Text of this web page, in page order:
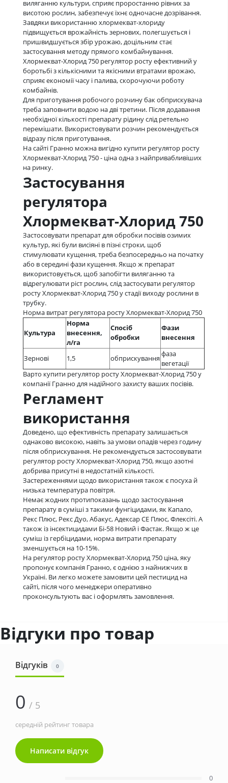
виляганню культури, сприяє проростанню рівних за
висотою рослин, забезпечує їхнє одночасне дозрівання.
Завдяки використанню хлормекват-хлориду
підвищується врожайність зернових, полегшується і
пришвидшується збір урожаю, доцільним стає
застосування методу прямого комбайнування.
Хлормекват-Хлорид 750 регулятор росту ефективний у
боротьбі з кількісними та якісними втратами врожаю,
сприяє економії часу і палива, скорочуючи роботу
комбайнів.
Для приготування робочого розчину бак обприскувача
треба заповнити водою на дві третини. Після додавання
необхідної кількості препарату рідину слід ретельно
перемішати. Використовувати розчин рекомендується
відразу після приготування.
На сайті Гранно можна вигідно купити регулятор росту
Хлормекват-Хлорид 750 - ціна одна з найпривабливіших
на ринку.
Застосування
регулятора
Хлормекват-Хлорид 750
Застосовувати препарат для обробки посівів озимих
культур, які були висіяні в пізні строки, щоб
стимулювати кущення, треба безпосередньо на початку
або в середині фази кущення. Якщо ж препарат
використовується, щоб запобігти виляганню та
відрегулювати ріст рослин, слід застосувати регулятор
росту Хлормекват-Хлорид 750 у стадії виходу рослини в
трубку.
Норма витрат регулятора росту Хлормекват-Хлорид 750
Культура
Норма
внесення,
л/га
Спосіб
обробки
Фази
внесення
Зернові 1,5 обприскування фаза
вегетації
Варто купити регулятор росту Хлормекват-Хлорид 750 у
компанії Гранно для надійного захисту ваших посівів.
Регламент
використання
Доведено, що ефективність препарату залишається
однаково високою, навіть за умови опадів через годину
після обприскування. Не рекомендується застосовувати
регулятор росту Хлормекват-Хлорид 750, якщо азотні
добрива присутні в недостатній кількості.
Застереженнями щодо використання також є посуха й
низька температура повітря.
Немає жодних протипоказань щодо застосування
препарату в суміші з такими фунгіцидами, як Капало,
Рекс Плюс, Рекс Дуо, Абакус, Адексар СЕ Плюс, Флексіті. А
також із інсектицидами Бі-58 Новий і Фастак. Якщо ж це
суміш із гербіцидами, норма витрати препарату
зменшується на 10-15%.
На регулятор росту Хлормекват-Хлорид 750 ціна, яку
пропонує компанія Гранно, є однією з найнижчих в
Україні. Ви легко можете замовити цей пестицид на
сайті, після чого менеджери оперативно
проконсультують вас і оформлять замовлення.
Відгуки про товар
Відгуків 0
0 / 5
середній рейтинг товара
Написати відгук
0